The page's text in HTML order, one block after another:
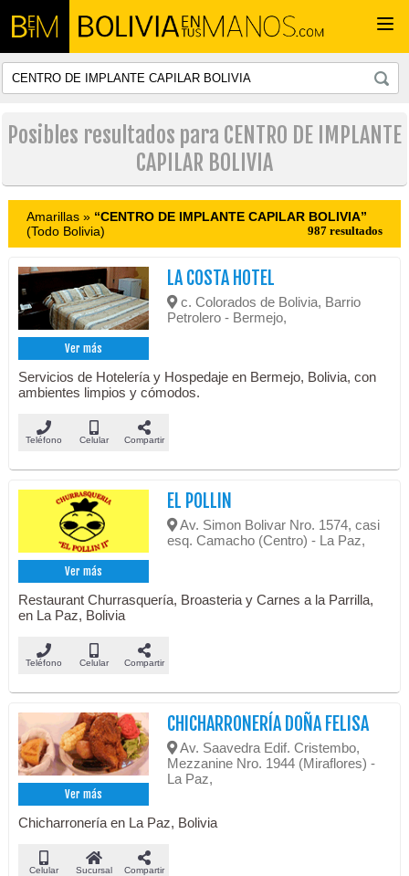
Posibles resultados para CENTRO DE IMPLANTE
CAPILAR BOLIVIA
Amarillas » “CENTRO DE IMPLANTE CAPILAR BOLIVIA”
(Todo Bolivia)
987 resultados
Ver más
LA COSTA HOTEL
c. Colorados de Bolivia, Barrio
Petrolero - Bermejo,
Servicios de Hotelería y Hospedaje en Bermejo, Bolivia, con
ambientes limpios y cómodos.
Teléfono Celular Compartir
Ver más
EL POLLIN
Av. Simon Bolivar Nro. 1574, casi
esq. Camacho (Centro) - La Paz,
Restaurant Churrasquería, Broasteria y Carnes a la Parrilla,
en La Paz, Bolivia
Teléfono Celular Compartir
Ver más
CHICHARRONERÍA DOÑA FELISA
Av. Saavedra Edif. Cristembo,
Mezzanine Nro. 1944 (Miraflores) -
La Paz,
Chicharronería en La Paz, Bolivia
Celular Sucursal Compartir